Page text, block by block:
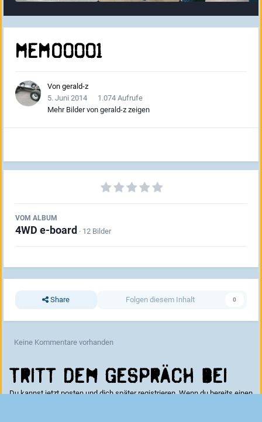
MEMO0001
Von gerald-z
5. Juni 2014
1.074 Aufrufe
Mehr Bilder von gerald-z zeigen
VOM ALBUM
4WD e-board · 12 Bilder
Share Folgen diesem Inhalt 0
Keine Kommentare vorhanden
Tritt dem Gespräch bei
Du kannst jetzt posten und dich später registrieren. Wenn du bereits einen